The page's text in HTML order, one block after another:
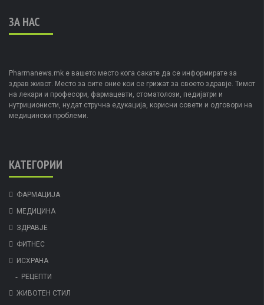
ЗА НАС
Pharmanews.mk е вашето место кога сакате да се информирате за
здрав живот. Место за сите оние кои се грижат за своето здравје. Тимот
на лекари и професори, фармацевти, стоматолози, педијатри и
нутриционисти, нудат стручна едукација, корисни совети и одговори на
медицински проблеми.
КАТЕГОРИИ
ФАРМАЦИЈА
МЕДИЦИНА
ЗДРАВЈЕ
ФИТНЕС
ИСХРАНА
РЕЦЕПТИ
ЖИВОТЕН СТИЛ